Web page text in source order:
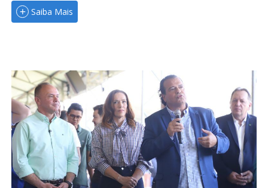
Saiba Mais